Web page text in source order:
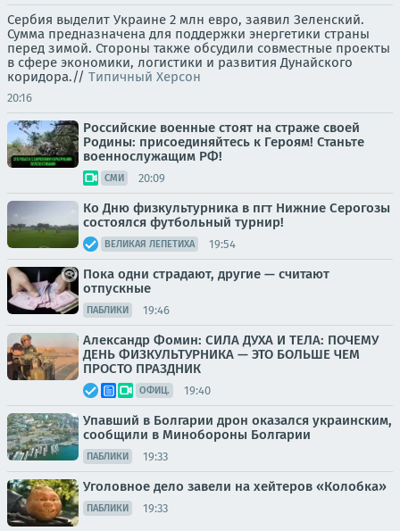
Сербия выделит Украине 2 млн евро, заявил Зеленский.
Сумма предназначена для поддержки энергетики страны
перед зимой. Стороны также обсудили совместные проекты
в сфере экономики, логистики и развития Дунайского
коридора.// Типичный Херсон
20:16
Российские военные стоят на страже своей
Родины: присоединяйтесь к Героям! Станьте
военнослужащим РФ!
СМИ 20:09
Ко Дню физкультурника в пгт Нижние Серогозы
состоялся футбольный турнир!
ВЕЛИКАЯ ЛЕПЕТИХА 19:54
Пока одни страдают, другие — считают
отпускные
ПАБЛИКИ 19:46
Александр Фомин: СИЛА ДУХА И ТЕЛА: ПОЧЕМУ
ДЕНЬ ФИЗКУЛЬТУРНИКА — ЭТО БОЛЬШЕ ЧЕМ
ПРОСТО ПРАЗДНИК
ОФИЦ. 19:40
Упавший в Болгарии дрон оказался украинским,
сообщили в Минобороны Болгарии
ПАБЛИКИ 19:33
Уголовное дело завели на хейтеров «Колобка»
ПАБЛИКИ 19:33